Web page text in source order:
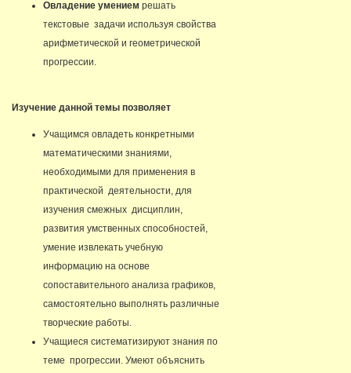
Овладение умением решать
текстовые задачи используя свойства
арифметической и геометрической
прогрессии.
Изучение данной темы позволяет
Учащимся овладеть конкретными
математическими знаниями,
необходимыми для применения в
практической деятельности, для
изучения смежных дисциплин,
развития умственных способностей,
умение извлекать учебную
информацию на основе
сопоставительного анализа графиков,
самостоятельно выполнять различные
творческие работы.
Учащиеся систематизируют знания по
теме прогрессии. Умеют объяснить